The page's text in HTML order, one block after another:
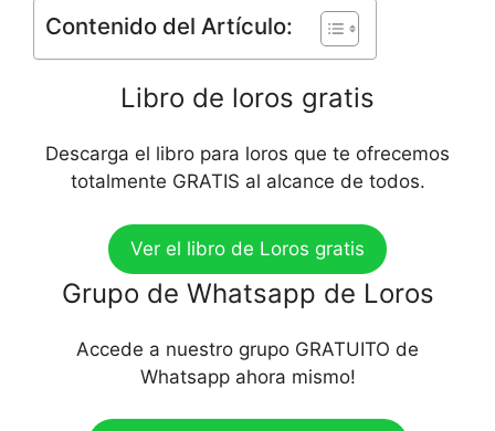
Contenido del Artículo:
Libro de loros gratis
Descarga el libro para loros que te ofrecemos
totalmente GRATIS al alcance de todos.
Ver el libro de Loros gratis
Grupo de Whatsapp de Loros
Accede a nuestro grupo GRATUITO de
Whatsapp ahora mismo!